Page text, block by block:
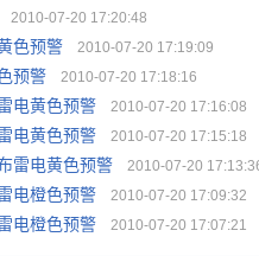
2010-07-20 17:20:48
色预警 2010-07-20 17:19:09
预警 2010-07-20 17:18:16
电黄色预警 2010-07-20 17:16:08
电黄色预警 2010-07-20 17:15:18
雷电黄色预警 2010-07-20
电橙色预警 2010-07-20 17:09:32
电橙色预警 2010-07-20 17:07:21